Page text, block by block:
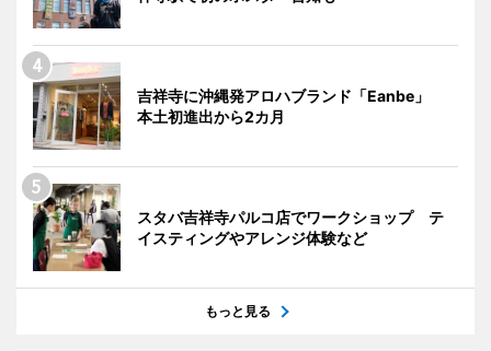
吉祥寺に沖縄発アロハブランド「Eanbe」
本土初進出から2カ月
スタバ吉祥寺パルコ店でワークショップ テ
イスティングやアレンジ体験など
もっと見る